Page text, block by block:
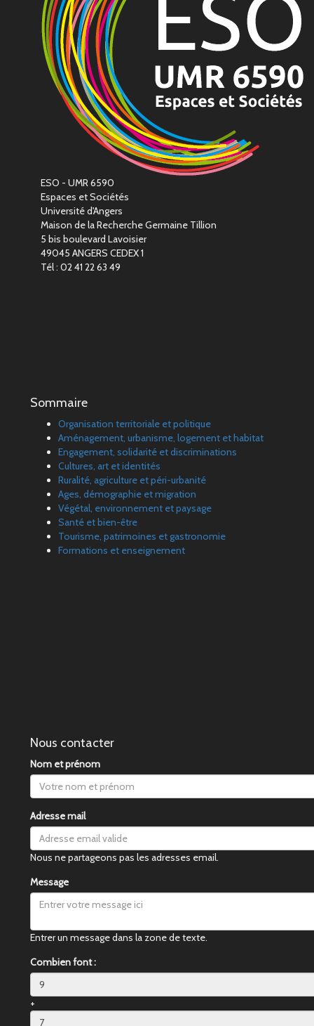
ESO - UMR 6590
Espaces et Sociétés
Université d'Angers
Maison de la Recherche Germaine Tillion
5 bis boulevard Lavoisier
49045 ANGERS CEDEX 1
Tél : 02 41 22 63 49
Sommaire
Organisation territoriale et politique
Aménagement, urbanisme, logement et habitat
Engagement, solidarité et discriminations
Cultures, art et identités
Ruralité, agriculture et péri-urbanité
Ages, démographie et migration
Végétal, environnement et paysage
Santé et bien-être
Tourisme, patrimoines et gastronomie
Formations et enseignement
Nous contacter
Nom et prénom
Adresse mail
Nous ne partageons pas les adresses email.
Message
Entrer un message dans la zone de texte.
Combien font :
+